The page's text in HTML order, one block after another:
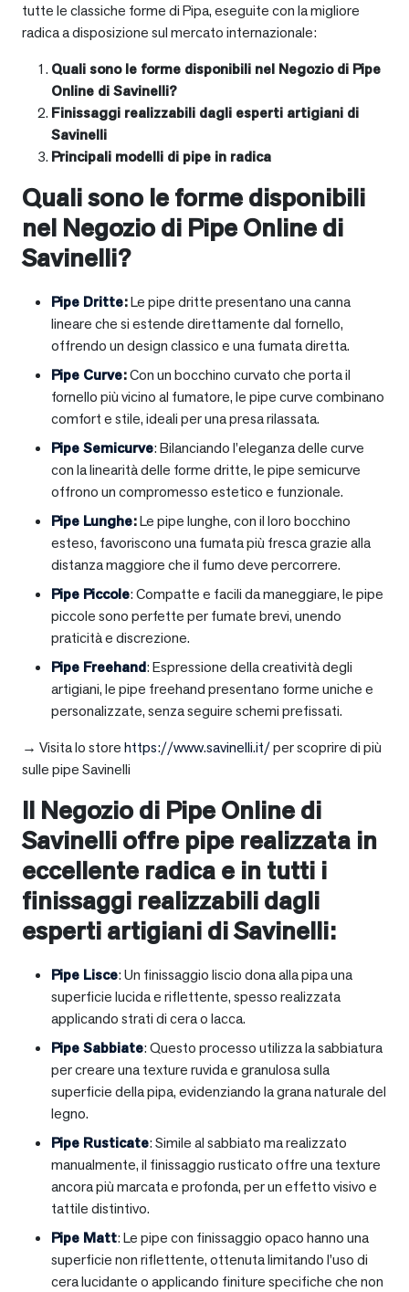
tutte le classiche forme di Pipa, eseguite con la migliore
radica a disposizione sul mercato internazionale:
Quali sono le forme disponibili nel Negozio di Pipe
Online di Savinelli?
Finissaggi realizzabili dagli esperti artigiani di
Savinelli
Principali modelli di pipe in radica
Quali sono le forme disponibili
nel Negozio di Pipe Online di
Savinelli?
Pipe Dritte:Le pipe dritte presentano una canna
lineare che si estende direttamente dal fornello,
offrendo un design classico e una fumata diretta.
Pipe Curve:Con un bocchino curvato che porta il
fornello più vicino al fumatore, le pipe curve combinano
comfort e stile, ideali per una presa rilassata.
Pipe Semicurve: Bilanciando l’eleganza delle curve
con la linearità delle forme dritte, le pipe semicurve
offrono un compromesso estetico e funzionale.
Pipe Lunghe:Le pipe lunghe, con il loro bocchino
esteso, favoriscono una fumata più fresca grazie alla
distanza maggiore che il fumo deve percorrere.
Pipe Piccole: Compatte e facili da maneggiare, le pipe
piccole sono perfette per fumate brevi, unendo
praticità e discrezione.
Pipe Freehand: Espressione della creatività degli
artigiani, le pipe freehand presentano forme uniche e
personalizzate, senza seguire schemi prefissati.
→ Visita lo storehttps://www.savinelli.it/per scoprire di più
sulle pipe Savinelli
Il Negozio di Pipe Online di
Savinelli offre pipe realizzata in
eccellente radica e in tutti i
finissaggi realizzabili dagli
esperti artigiani di Savinelli:
Pipe Lisce: Un finissaggio liscio dona alla pipa una
superficie lucida e riflettente, spesso realizzata
applicando strati di cera o lacca.
Pipe Sabbiate: Questo processo utilizza la sabbiatura
per creare una texture ruvida e granulosa sulla
superficie della pipa, evidenziando la grana naturale del
legno.
Pipe Rusticate: Simile al sabbiato ma realizzato
manualmente, il finissaggio rusticato offre una texture
ancora più marcata e profonda, per un effetto visivo e
tattile distintivo.
Pipe Matt: Le pipe con finissaggio opaco hanno una
superficie non riflettente, ottenuta limitando l’uso di
cera lucidante o applicando finiture specifiche che non